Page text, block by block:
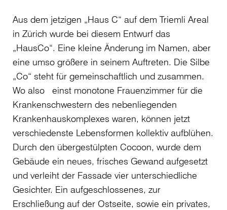
Aus dem jetzigen „Haus C“ auf dem Triemli Areal
in Zürich wurde bei diesem Entwurf das
„HausCo“. Eine kleine Änderung im Namen, aber
eine umso größere in seinem Auftreten. Die Silbe
„Co“ steht für gemeinschaftlich und zusammen.
Wo also einst monotone Frauenzimmer für die
Krankenschwestern des nebenliegenden
Krankenhauskomplexes waren, können jetzt
verschiedenste Lebensformen kollektiv aufblühen.
Durch den übergestülpten Cocoon, wurde dem
Gebäude ein neues, frisches Gewand aufgesetzt
und verleiht der Fassade vier unterschiedliche
Gesichter. Ein aufgeschlossenes, zur
Erschließung auf der Ostseite, sowie ein privates,